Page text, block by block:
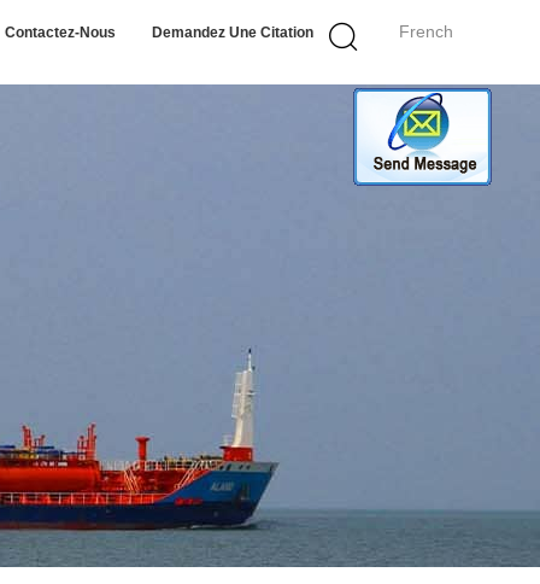
French
Contactez-Nous Demandez Une Citation